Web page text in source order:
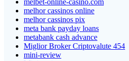
melbet-online-casino.com
melhor cassinos online
melhor cassinos pix
meta bank payday loans
metabank cash advance
Miglior Broker Criptovalute 454
mini-review